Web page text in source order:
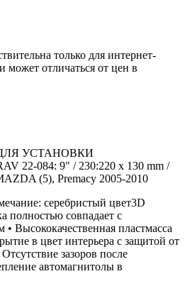
только для интернет-
может отличаться от цен в
УСТАНОВКИ
084: 9" / 230:220 x 130 mm /
(5), Premacy 2005-2010
серебристый цвет3D
полностью совпадает с
Высококачественная пластмасса
в цвет интерьера c защитой от
зазоров после
автомагнитолы в